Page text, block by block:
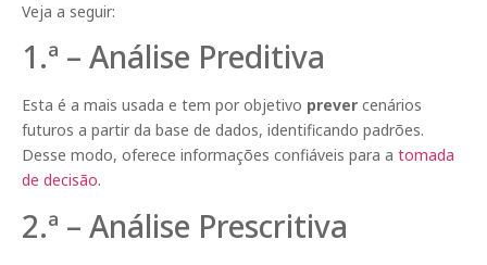
Veja a seguir:
1.ª – Análise Preditiva
Esta é a mais usada e tem por objetivo prever cenários
futuros a partir da base de dados, identificando padrões.
Desse modo, oferece informações confiáveis para a tomada
de decisão.
2.ª – Análise Prescritiva